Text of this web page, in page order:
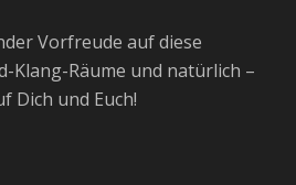
Vorfreude auf diese
Klang-Räume und natürlich –
Dich und Euch!